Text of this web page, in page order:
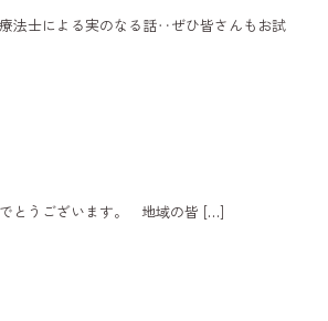
法士による実のなる話‥ぜひ皆さんもお試
とうございます。 地域の皆 […]